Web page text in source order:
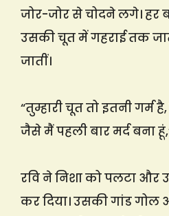
जोर-जोर से चोदने लगे। हर
उसकी चूत में गहराई तक
जातीं।
“तुम्हारी चूत तो इतनी गर्म
जैसे मैं पहली बार मर्द बना
रवि ने निशा को पलटा और
कर दिया। उसकी गांड गोल